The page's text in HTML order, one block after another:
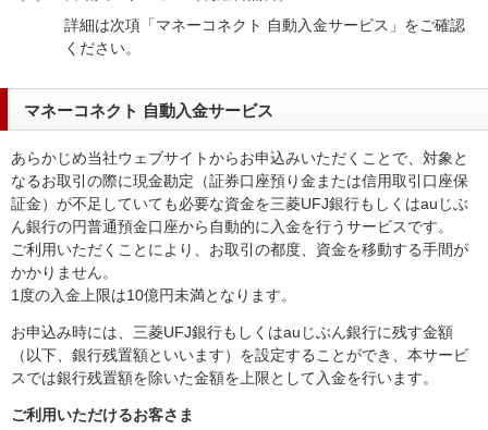
詳細は次項「マネーコネクト 自動入金サービス」をご確認
ください。
マネーコネクト 自動入金サービス
あらかじめ当社ウェブサイトからお申込みいただくことで、対象と
なるお取引の際に現金勘定（証券口座預り金または信用取引口座保
証金）が不足していても必要な資金を三菱UFJ銀行もしくはauじぶ
ん銀行の円普通預金口座から自動的に入金を行うサービスです。
ご利用いただくことにより、お取引の都度、資金を移動する手間が
かかりません。
1度の入金上限は10億円未満となります。
お申込み時には、三菱UFJ銀行もしくはauじぶん銀行に残す金額
（以下、銀行残置額といいます）を設定することができ、本サービ
スでは銀行残置額を除いた金額を上限として入金を行います。
ご利用いただけるお客さま